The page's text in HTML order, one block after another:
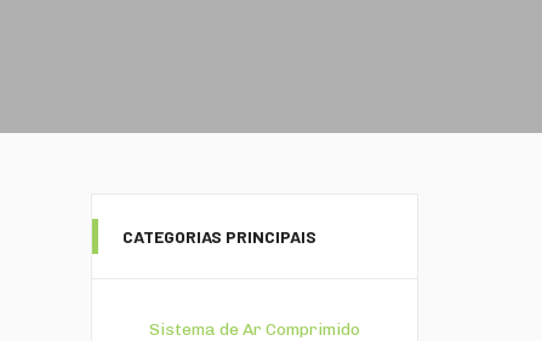
CATEGORIAS PRINCIPAIS
Sistema de Ar Comprimido